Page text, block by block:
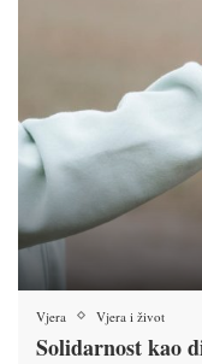
Vjera Vjera i život
Solidarnost kao